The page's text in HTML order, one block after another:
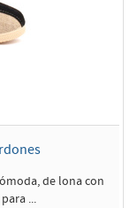
de lona con
...